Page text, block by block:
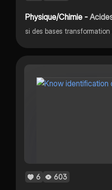
Physique/Chimie -Acides
6 603